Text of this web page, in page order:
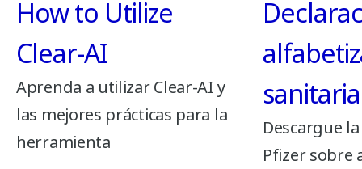
How to Utilize
Clear-AI
Aprenda a utilizar Clear-AI y
las mejores prácticas para la
herramienta
sanitaria
Descargue
Pfizer sobre